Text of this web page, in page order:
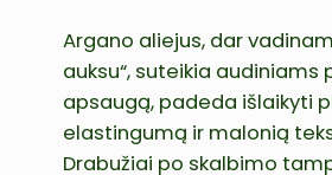
Argano aliejus, dar
auksu“, suteikia audiniams
apsaugą, padeda išlaikyti
elastingumą ir malonią
Drabužiai po skalbimo